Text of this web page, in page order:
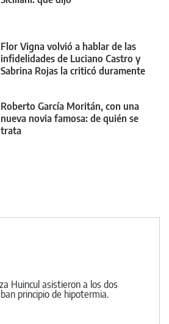
Flor Vigna volvió a hablar de las
infidelidades de Luciano Castro y
Sabrina Rojas la criticó duramente
Roberto García Moritán, con una
nueva novia famosa: de quién se
trata